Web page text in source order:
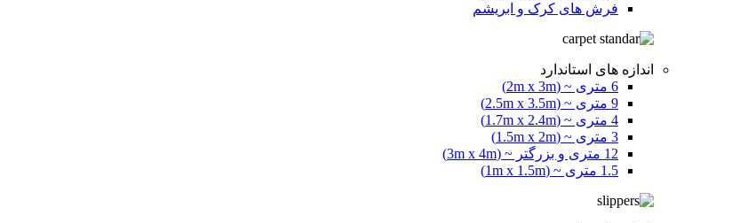
فرش های کرک و ابریشم
اندازه های استاندارد
6 متری ~ (2m x 3m)
9 متری ~ (2.5m x 3.5m)
4 متری ~ (1.7m x 2.4m)
3 متری ~ (1.5m x 2m)
12 متری و بزرگتر ~ (3m x 4m)
1.5 متری ~ (1m x 1.5m)